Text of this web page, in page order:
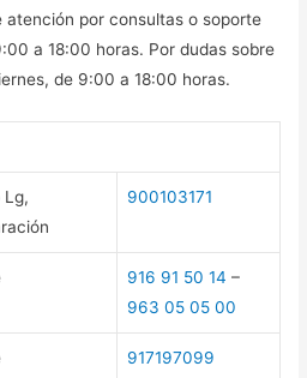
atención por consultas o soporte
a 18:00 horas. Por dudas sobre
de 9:00 a 18:00 horas.
Lg,
900103171
916 91 50 14 –
963 05 05 00
917197099